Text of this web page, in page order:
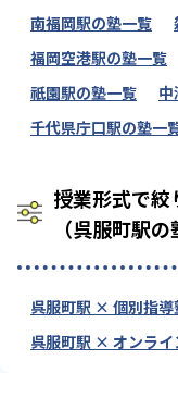
南福岡駅の塾一覧
福岡空港駅の塾一覧
祇園駅の塾一覧
千代県庁口駅の塾一
授業形式で絞
（呉服町駅の
呉服町駅 × 個別指導
呉服町駅 × オンライ